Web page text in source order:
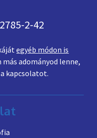
2-42
egyéb módon is
más adományod lenne,
kapcsolatot.